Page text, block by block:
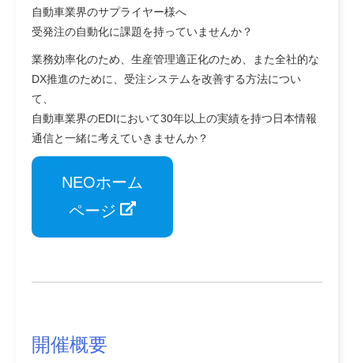
自動車業界のサプライヤー様へ
受発注の自動化に課題を持っていませんか？
業務効率化のため、生産管理適正化のため、また全社的な
DX推進のために、受注システムを改善する方法につい
て、
自動車業界のEDIにおいて30年以上の実績を持つ日本情報
通信と一緒に考えていきませんか？
NEOホーム
ページ
開催概要